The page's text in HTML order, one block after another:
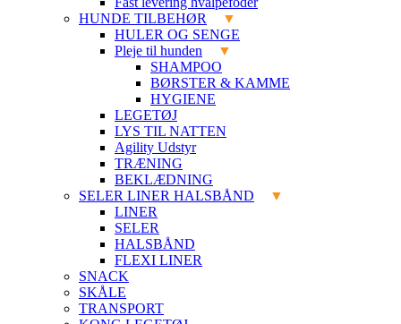
HUNDE TILBEHØR
HULER OG SENGE
Pleje til hunden
SHAMPOO
BØRSTER & KAMME
HYGIENE
LEGETØJ
LYS TIL NATTEN
Agility Udstyr
TRÆNING
BEKLÆDNING
SELER LINER HALSBÅND
LINER
SELER
HALSBÅND
FLEXI LINER
SNACK
SKÅLE
TRANSPORT